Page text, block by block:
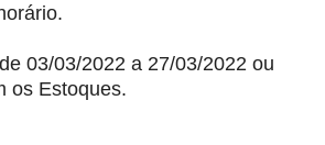
03/03/2022 a 27/03/2022 ou
os Estoques.